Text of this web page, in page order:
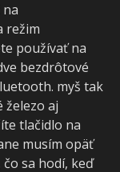
režim
používať na
bezdrôtové
myš tak
železo aj
tlačidlo na
musím opäť
sa hodí, keď